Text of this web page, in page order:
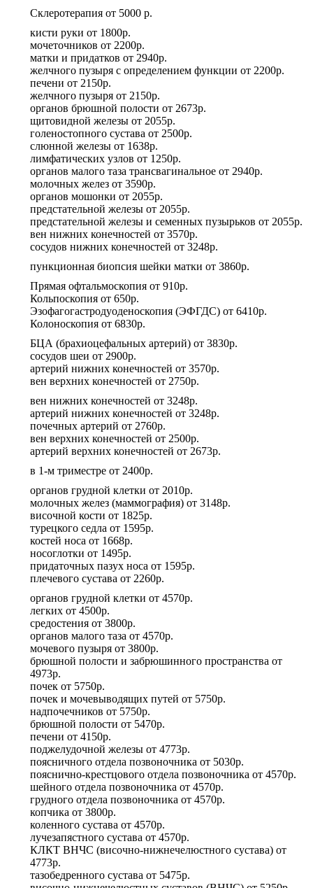
Склеротерапия от 5000 р.
кисти руки от 1800р.
мочеточников от 2200р.
матки и придатков от 2940р.
желчного пузыря с определением функции от 2200р.
печени от 2150р.
желчного пузыря от 2150р.
органов брюшной полости от 2673р.
щитовидной железы от 2055р.
голеностопного сустава от 2500р.
слюнной железы от 1638р.
лимфатических узлов от 1250р.
органов малого таза трансвагинальное от 2940р.
молочных желез от 3590р.
органов мошонки от 2055р.
предстательной железы от 2055р.
предстательной железы и семенных пузырьков от 2055р.
вен нижних конечностей от 3570р.
сосудов нижних конечностей от 3248р.
пункционная биопсия шейки матки от 3860р.
Прямая офтальмоскопия от 910р.
Кольпоскопия от 650р.
Эзофагогастродуоденоскопия (ЭФГДС) от 6410р.
Колоноскопия от 6830р.
БЦА (брахиоцефальных артерий) от 3830р.
сосудов шеи от 2900р.
артерий нижних конечностей от 3570р.
вен верхних конечностей от 2750р.
вен нижних конечностей от 3248р.
артерий нижних конечностей от 3248р.
почечных артерий от 2760р.
вен верхних конечностей от 2500р.
артерий верхних конечностей от 2673р.
в 1-м триместре от 2400р.
органов грудной клетки от 2010р.
молочных желез (маммография) от 3148р.
височной кости от 1825р.
турецкого седла от 1595р.
костей носа от 1668р.
носоглотки от 1495р.
придаточных пазух носа от 1595р.
плечевого сустава от 2260р.
органов грудной клетки от 4570р.
легких от 4500р.
средостения от 3800р.
органов малого таза от 4570р.
мочевого пузыря от 3800р.
брюшной полости и забрюшинного пространства от
4973р.
почек от 5750р.
почек и мочевыводящих путей от 5750р.
надпочечников от 5750р.
брюшной полости от 5470р.
печени от 4150р.
поджелудочной железы от 4773р.
поясничного отдела позвоночника от 5030р.
пояснично-крестцового отдела позвоночника от 4570р.
шейного отдела позвоночника от 4570р.
грудного отдела позвоночника от 4570р.
копчика от 3800р.
коленного сустава от 4570р.
лучезапястного сустава от 4570р.
КЛКТ ВНЧС (височно-нижнечелюстного сустава) от
4773р.
тазобедренного сустава от 5475р.